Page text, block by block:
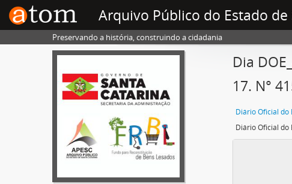
Arquivo Público do Estado de
Preservando a história, construindo a cidadania
Dia
17. N°